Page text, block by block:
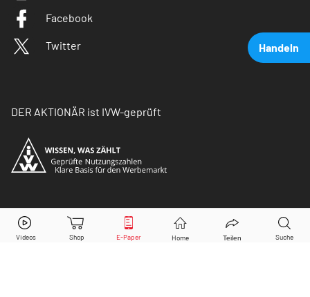
Handeln
Tesla Aktie jetzt handeln?
Facebook
Twitter
DER AKTIONÄR ist IVW-geprüft
© Copyright 2026 Börsenmedien AG. Alle Rechte